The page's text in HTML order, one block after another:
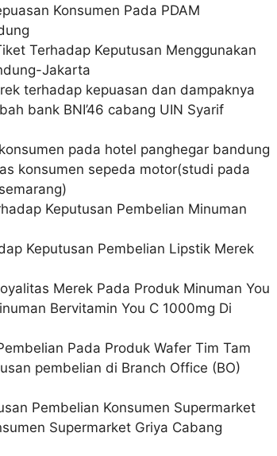
Konsumen Pada PDAM
Terhadap Keputusan Menggunakan
Jakarta
terhadap kepuasan dan dampaknya
bank BNI’46 cabang UIN Syarif
pada hotel panghegar bandung
konsumen sepeda motor(studi pada
Keputusan Pembelian Minuman
Keputusan Pembelian Lipstik Merek
Merek Pada Produk Minuman You
Bervitamin You C 1000mg Di
Pada Produk Wafer Tim Tam
pembelian di Branch Office (BO)
Pembelian Konsumen Supermarket
Supermarket Griya Cabang